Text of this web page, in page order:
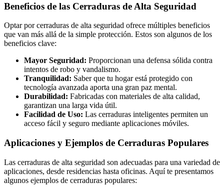
Beneficios de las Cerraduras de Alta Seguridad
Optar por cerraduras de alta seguridad ofrece múltiples beneficios
que van más allá de la simple protección. Estos son algunos de los
beneficios clave:
Mayor Seguridad: Proporcionan una defensa sólida contra
intentos de robo y vandalismo.
Tranquilidad: Saber que tu hogar está protegido con
tecnología avanzada aporta una gran paz mental.
Durabilidad: Fabricadas con materiales de alta calidad,
garantizan una larga vida útil.
Facilidad de Uso: Las cerraduras inteligentes permiten un
acceso fácil y seguro mediante aplicaciones móviles.
Aplicaciones y Ejemplos de Cerraduras Populares
Las cerraduras de alta seguridad son adecuadas para una variedad de
aplicaciones, desde residencias hasta oficinas. Aquí te presentamos
algunos ejemplos de cerraduras populares: